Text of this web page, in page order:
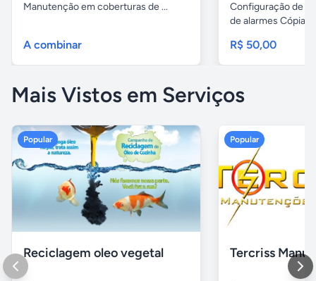
Manutenção em coberturas de ...
A combinar
Configuração de
de alarmes
R$ 50,00
Mais Vistos em Serviços
Popular
Reciclagem oleo vegetal
Popular